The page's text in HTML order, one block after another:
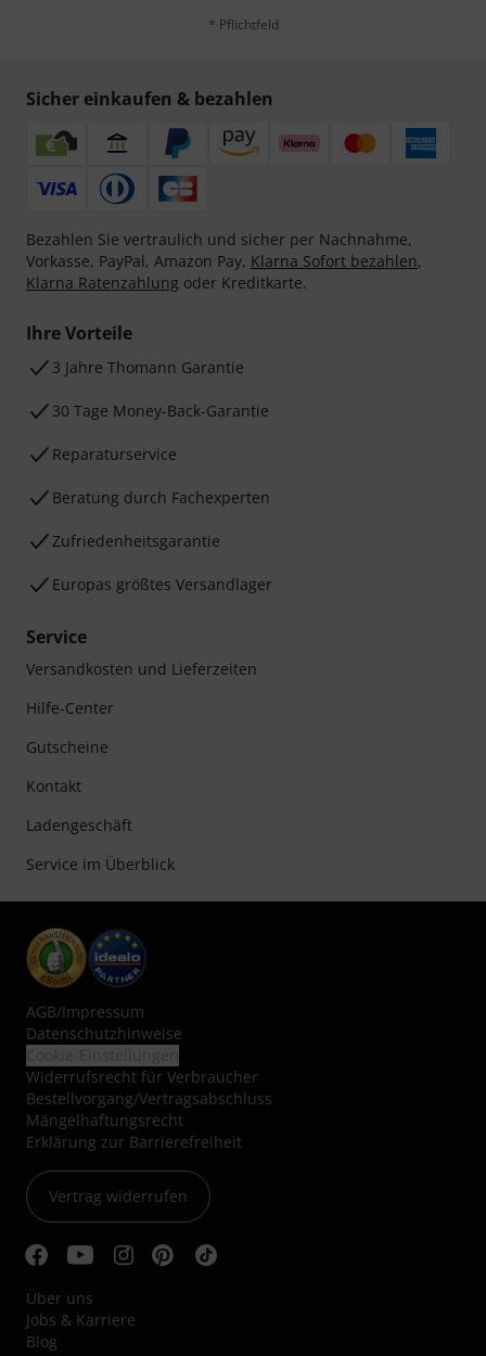
* Pflichtfeld
Sicher einkaufen & bezahlen
Bezahlen Sie vertraulich und sicher per Nachnahme,
Vorkasse, PayPal, Amazon Pay, Klarna Sofort bezahlen,
Klarna Ratenzahlung oder Kreditkarte.
Ihre Vorteile
3 Jahre Thomann Garantie
30 Tage Money-Back-Garantie
Reparaturservice
Beratung durch Fachexperten
Zufriedenheitsgarantie
Europas größtes Versandlager
Service
Versandkosten und Lieferzeiten
Hilfe-Center
Gutscheine
Kontakt
Ladengeschäft
Service im Überblick
AGB/Impressum
Datenschutzhinweise
Widerrufsrecht für Verbraucher
Bestellvorgang/Vertragsabschluss
Mängelhaftungsrecht
Erklärung zur Barrierefreiheit
Vertrag widerrufen
Über uns
Jobs & Karriere
Blog